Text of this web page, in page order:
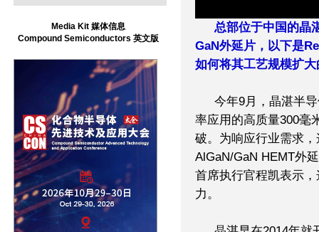
Media Kit 媒体信息
Compound Semiconductors 英文版
总部位于中国的晶
GaN外延片，以下是
如何将其工艺规模扩
今年9月，晶湛半
率应用的高质量300毫
破。为响应行业需求
AlGaN/GaN HEMT外
首席执行官程凯表示
力。